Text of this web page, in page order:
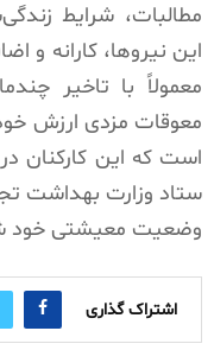
مطالبات، شرایط
این نیروها، کارانه و
معمولاً با تاخیر
معوقات مزدی ارزش
است که این کارکنان
ستاد وزارت بهداشت
وضعیت معیشتی خود
اشتراک گذاری